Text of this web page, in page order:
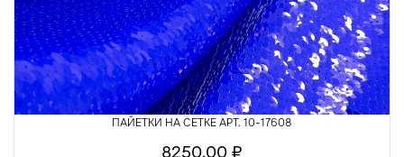
ПАЙЕТКИ НА СЕТКЕ АРТ. 10-17608
8250.00 ₽